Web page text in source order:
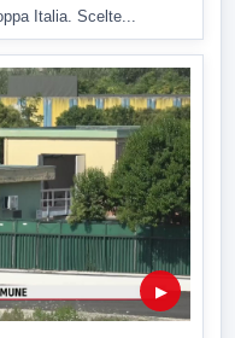
Italia. Scelte...
▶